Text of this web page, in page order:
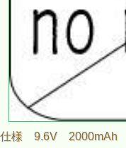
仕様 9.6V 2000mAh